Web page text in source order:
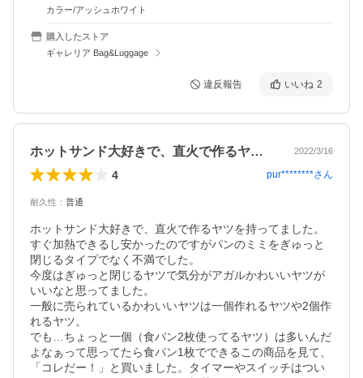
カラー/アッシュホワイト
購入したストア
ギャレリア Bag&Luggage
違反報告 いいね 2
ホットサンド大好きで、直火で作るヤツを… 2022/3/16
4 pur********さん
耐久性 ： 普通
ホットサンド大好きで、直火で作るヤツを持ってました。
すぐ加熱できるし安かったのですがパンのミミをぎゅっと
閉じるタイプでなく不満でした。
今度はぎゅっと閉じるヤツで気分がアガルかわいいヤツが
いいなと思ってました。
一般に売られているかわいいヤツは一個作れるヤツや2個作
れるヤツ。
でも…ちょっと一個（食パン2枚使ってるヤツ）は多いんだ
よなぁって思ってたら食パン1枚でできるこの商品を見て、
「コレだー！」と買いました。タイマーやスイッチはつい